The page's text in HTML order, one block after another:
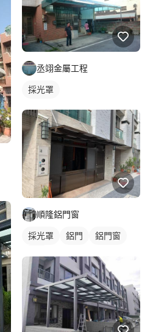
丞翊金屬工程
採光罩
順隆鋁門窗
採光罩 鋁門
鋁門窗
大門